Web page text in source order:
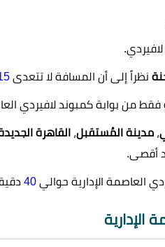
نظراً إلى أن المسافة لا تتعدى
من بوابة كمبوند لافيردي
، مدينة المُستقبل، القاهرة
أقصى.
العاصمة الإدارية حوالي 40
الإدارية